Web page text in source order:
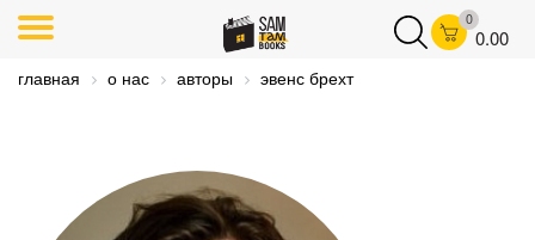
0
0.00
главная о нас авторы эвенс брехт